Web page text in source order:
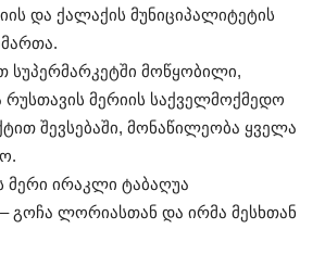
და ქალაქის მუნიციპალიტეტის
სუპერმარკეტში მოწყობილი,
მერიის საქველმოქმედო
შევსებაში, მონაწილეობა ყველა
მერი ირაკლი ტაბაღუა
გოჩა ლორიასთან და ირმა მესხთან